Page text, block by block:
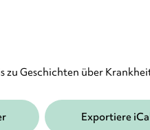
zu Geschichten über
Exportiere